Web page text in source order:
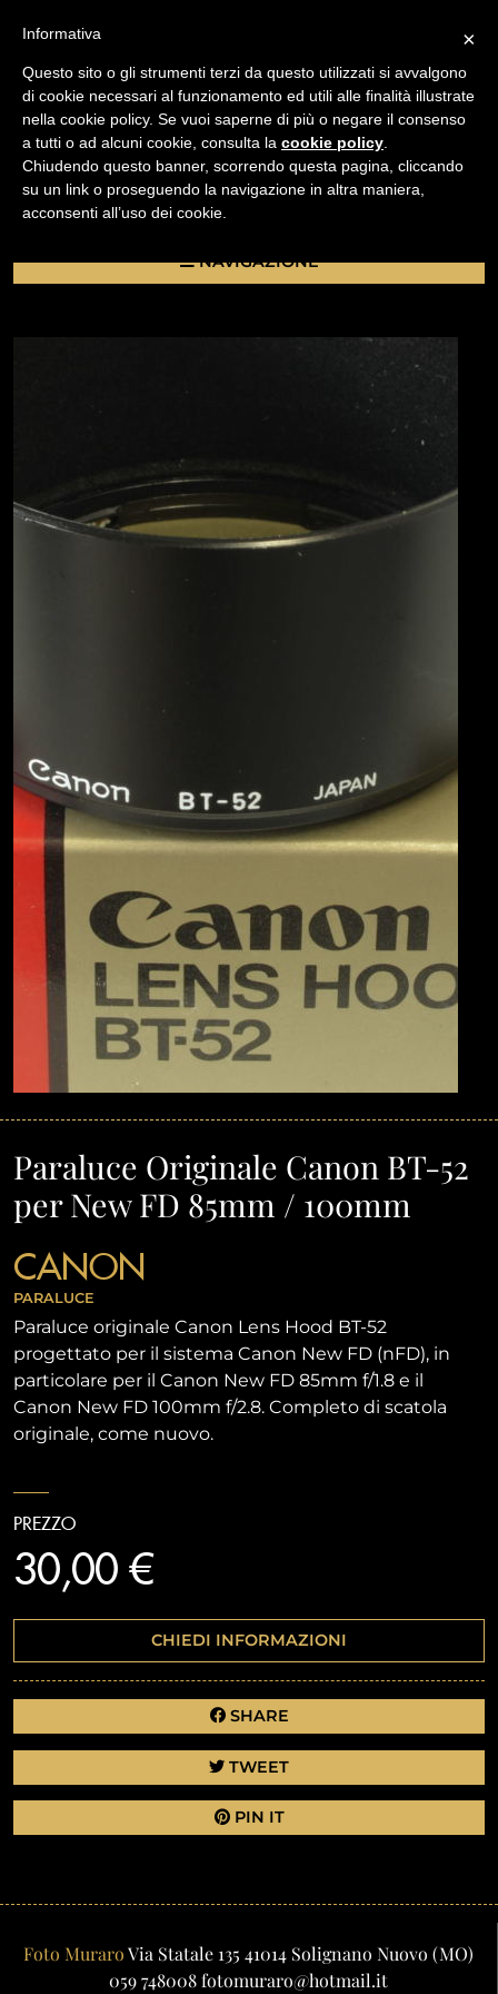
/
USATO
PARALUCE ORIGINALE CANON BT-52 PER NEW FD
85MM / 100MM
NAVIGAZIONE
Paraluce Originale Canon BT-52
per New FD 85mm / 100mm
CANON
PARALUCE
Paraluce originale Canon Lens Hood BT-52
progettato per il sistema Canon New FD (nFD), in
particolare per il Canon New FD 85mm f/1.8 e il
Canon New FD 100mm f/2.8. Completo di scatola
originale, come nuovo.
PREZZO
30,00 €
CHIEDI INFORMAZIONI
SHARE
TWEET
PIN IT
Foto MuraroVia Statale 135 41014 Solignano Nuovo (MO)
059 748008fotomuraro@hotmail.it
×
Informativa
Questo sito o gli strumenti terzi da questo utilizzati si avvalgono
di cookie necessari al funzionamento ed utili alle finalità illustrate
nella cookie policy. Se vuoi saperne di più o negare il consenso
a tutti o ad alcuni cookie, consulta la cookie policy
Chiudendo questo banner, scorrendo questa pagina, cliccando
su un link o proseguendo la navigazione in altra maniera,
acconsenti all’uso dei cookie.